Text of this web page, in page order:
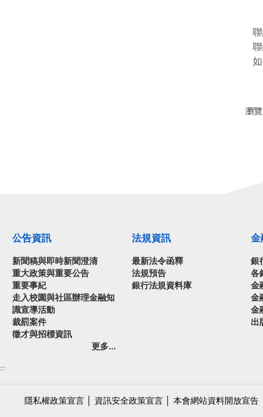
瀏
公告資訊
新聞稿與即時新聞澄清
重大政策與重要公告
重要事紀
走入校園與社區辦理金融知
識宣導活動
裁罰案件
徵才與招標資訊
更多...
法規資訊
最新法令函釋
法規預告
銀行法規資料庫
金
銀
各
金
金
金
出
:::
隱私權政策宣言 資訊安全政策宣言 本會網站資料開放宣告